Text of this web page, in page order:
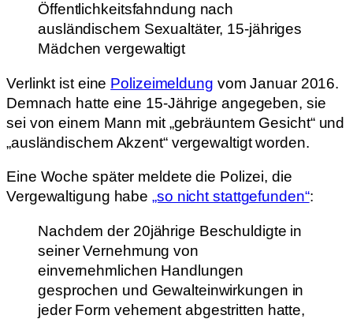
Öffentlichkeitsfahndung nach
ausländischem Sexualtäter, 15-jähriges
Mädchen vergewaltigt
Verlinkt ist eine Polizeimeldung vom Januar 2016.
Demnach hatte eine 15-Jährige angegeben, sie
sei von einem Mann mit „gebräuntem Gesicht“ und
„ausländischem Akzent“ vergewaltigt worden.
Eine Woche später meldete die Polizei, die
Vergewaltigung habe „so nicht stattgefunden“:
Nachdem der 20jährige Beschuldigte in
seiner Vernehmung von
einvernehmlichen Handlungen
gesprochen und Gewalteinwirkungen in
jeder Form vehement abgestritten hatte,